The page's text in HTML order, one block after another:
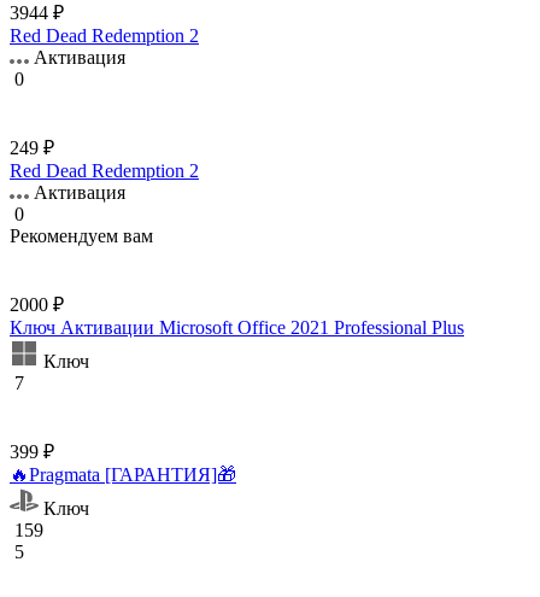
3944 ₽
Red Dead Redemption 2
Активация
0
249 ₽
Red Dead Redemption 2
Активация
0
Рекомендуем вам
2000 ₽
Ключ Активации Microsoft Office 2021 Professional Plus
Ключ
7
399 ₽
🔥Pragmata [ГАРАНТИЯ]🎁
Ключ
159
5